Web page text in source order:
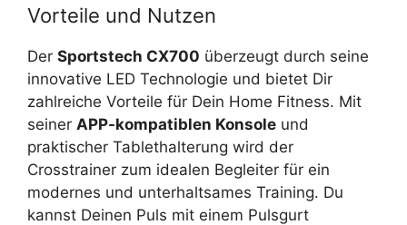
Vorteile und Nutzen
Der Sportstech CX700 überzeugt durch seine
innovative LED Technologie und bietet Dir
zahlreiche Vorteile für Dein Home Fitness. Mit
seiner APP-kompatiblen Konsole und
praktischer Tablethalterung wird der
Crosstrainer zum idealen Begleiter für ein
modernes und unterhaltsames Training. Du
kannst Deinen Puls mit einem Pulsgurt